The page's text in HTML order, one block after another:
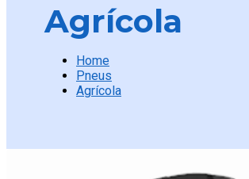
Agrícola
Home
Pneus
Agrícola